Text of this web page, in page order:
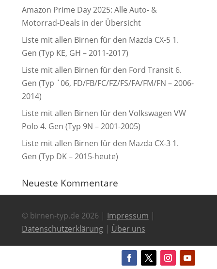
Amazon Prime Day 2025: Alle Auto- &
Motorrad-Deals in der Übersicht
Liste mit allen Birnen für den Mazda CX-5 1.
Gen (Typ KE, GH – 2011-2017)
Liste mit allen Birnen für den Ford Transit 6.
Gen (Typ ´06, FD/FB/FC/FZ/FS/FA/FM/FN – 2006-
2014)
Liste mit allen Birnen für den Volkswagen VW
Polo 4. Gen (Typ 9N – 2001-2005)
Liste mit allen Birnen für den Mazda CX-3 1.
Gen (Typ DK – 2015-heute)
Neueste Kommentare
© birnen-typ.de 2026 | Impressum |
Datenschutzerklärung| Über uns